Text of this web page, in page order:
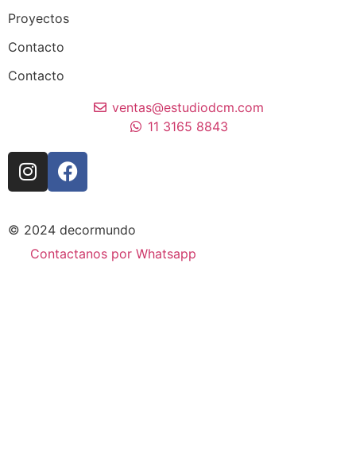
Proyectos
Contacto
Contacto
ventas@estudiodcm.com
11 3165 8843
© 2024 decormundo
Contactanos por Whatsapp